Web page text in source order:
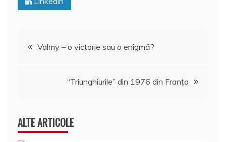
Navigare
Valmy – o victorie sau o enigmă?
“Triunghiurile” din 1976 din Franța
ALTE ARTICOLE